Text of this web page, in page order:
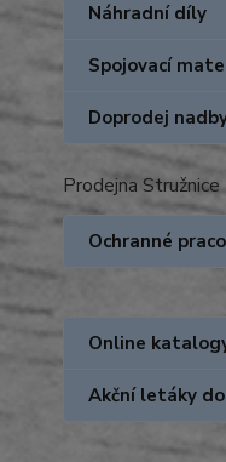
Náhradní díly
Spojovací
Doprodej
Prodejna Stružnice
Ochranné
Online
Akční letáky